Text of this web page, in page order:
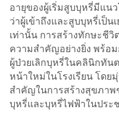
อายุของผู้เริ่มสูบบุหรี่มีแน
ว่าผู้เข้าถึงและสูบบุหรี่เป็น
เท่านั้น การสร้างทักษะชีวิ
ความสำคัญอย่างยิ่ง พร้อ
ผู้ป่วยเลิกบุหรี่ในคลินิกทัน
หน้าใหม่ในโรงเรียน โดย
สำคัญในการสร้างสุขภาพ
บุหรี่และบุหรี่ไฟฟ้าในประ